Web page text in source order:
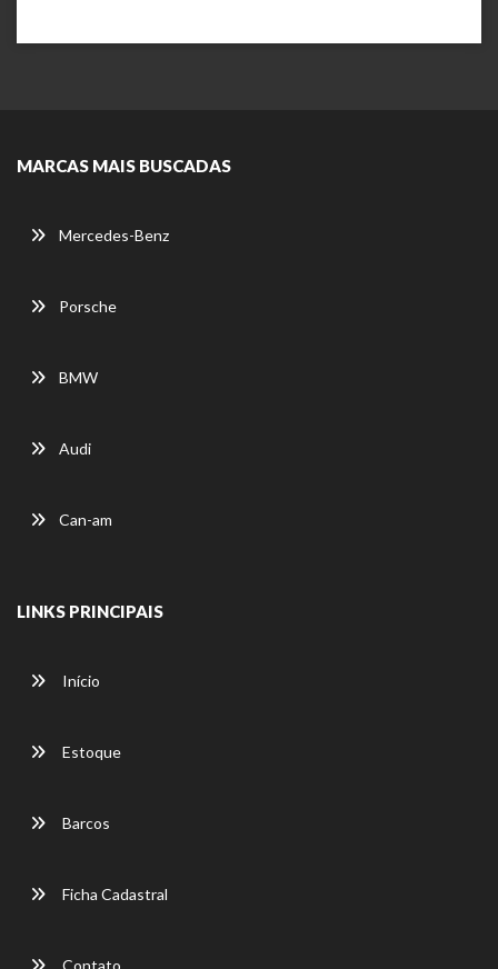
MARCAS MAIS BUSCADAS
Mercedes-Benz
Porsche
BMW
Audi
Can-am
LINKS PRINCIPAIS
Início
Estoque
Barcos
Ficha Cadastral
Contato